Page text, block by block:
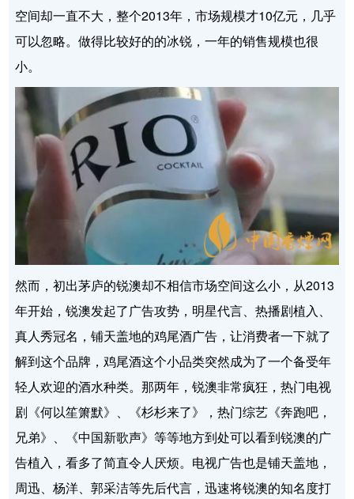
空间却一直不大，整个2013年，市场规模才10亿元，几乎
可以忽略。做得比较好的的冰锐，一年的销售规模也很
小。
然而，初出茅庐的锐澳却不相信市场空间这么小，从2013
年开始，锐澳发起了广告攻势，明星代言、热播剧植入、
真人秀冠名，铺天盖地的鸡尾酒广告，让消费者一下就了
解到这个品牌，鸡尾酒这个小品类突然成为了一个备受年
轻人欢迎的酒水种类。那两年，锐澳非常疯狂，热门电视
剧《何以笙箫默》、《杉杉来了》，热门综艺《奔跑吧，
兄弟》、《中国新歌声》等等地方到处可以看到锐澳的广
告植入，看多了简直令人厌烦。电视广告也是铺天盖地，
周迅、杨洋、郭采洁等先后代言，迅速将锐澳的知名度打